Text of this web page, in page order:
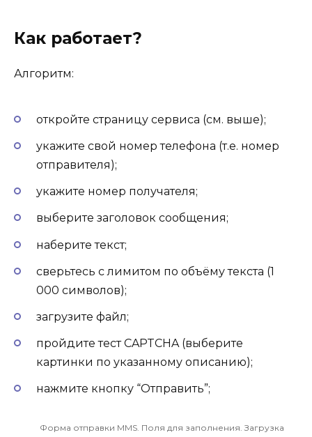
Как работает?
Алгоритм:
откройте страницу сервиса (см. выше);
укажите свой номер телефона (т.е. номер
отправителя);
укажите номер получателя;
выберите заголовок сообщения;
наберите текст;
сверьтесь с лимитом по объёму текста (1
000 символов);
загрузите файл;
пройдите тест CAPTCHA (выберите
картинки по указанному описанию);
нажмите кнопку “Отправить”;
Форма отправки MMS. Поля для заполнения. Загрузка